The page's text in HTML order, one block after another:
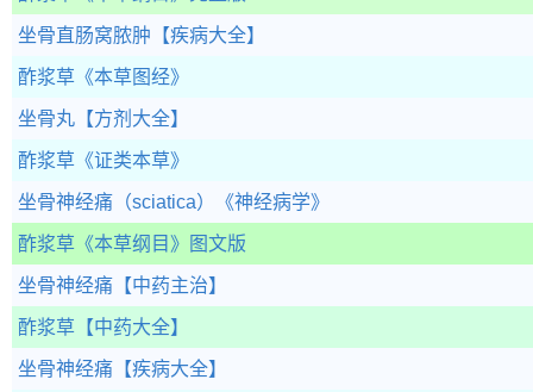
坐骨直肠窝脓肿 【疾病大全】
酢浆草 《本草图经》
坐骨丸 【方剂大全】
酢浆草 《证类本草》
坐骨神经痛（sciatica） 《神经病学》
酢浆草 《本草纲目》图文版
坐骨神经痛 【中药主治】
酢浆草 【中药大全】
坐骨神经痛 【疾病大全】